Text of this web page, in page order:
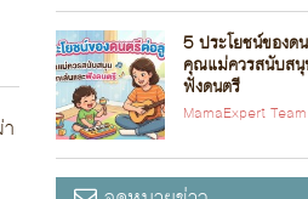
5 ประโยชน์ของด
คุณแม่ควรสนับสนุ
ฟังดนตรี
MamaExpert Team